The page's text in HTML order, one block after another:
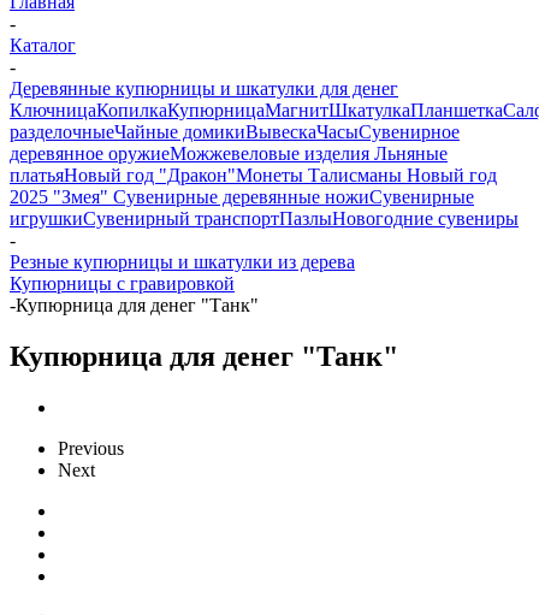
-
Каталог
-
Деревянные купюрницы и шкатулки для денег
КлючницаКопилкаКупюрницаМагнитШкатулкаПланшетка
разделочныеЧайные домикиВывескаЧасыСувенирное
деревянное оружиеМожжевеловые изделия Льняные
платьяНовый год "Дракон"Монеты Талисманы Новый год
2025 "Змея" Сувенирные деревянные ножиСувенирные
игрушкиСувенирный транспортПазлыНовогодние сувениры
-
Резные купюрницы и шкатулки из дерева
Купюрницы с гравировкой
-Купюрница для денег "Танк"
Купюрница для денег "Танк"
Previous
Next